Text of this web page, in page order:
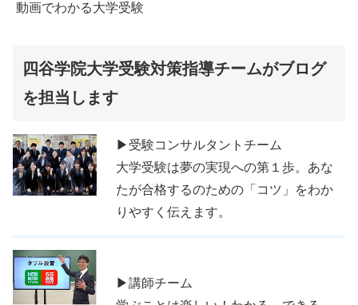
動画でわかる大学受験
四谷学院大学受験対策指導チームがブログ
を担当します
▶受験コンサルタントチーム
大学受験は夢の実現への第１歩。あな
たが合格するのための「コツ」をわか
りやすく伝えます。
▶講師チーム